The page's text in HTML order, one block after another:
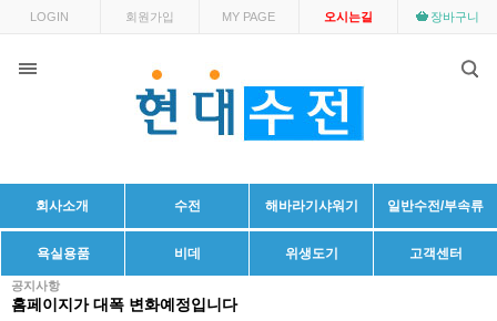
LOGIN 회원가입 MY PAGE 오시는길 장바구니
회사소개 수전 해바라기샤워기 일반수전/부속류
욕실용품 비데 위생도기 고객센터
공지사항
홈페이지가 대폭 변화예정입니다